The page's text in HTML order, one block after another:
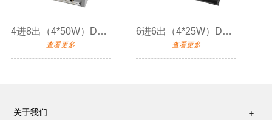
4进8出（4*50W）DSP功放
查看更多
6进6出（4*25W）DSP功放
查看更多
关于我们 